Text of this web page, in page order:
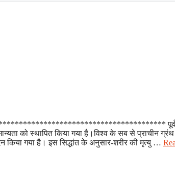
को स्थापित किया गया है।विश्व के सब से प्राचीन
किया गया है। इस सिद्धांत के अनुसार-शरीर की मृत्यु …